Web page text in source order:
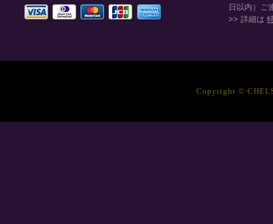
日以内）ご
>> 詳細は
Copyright ©